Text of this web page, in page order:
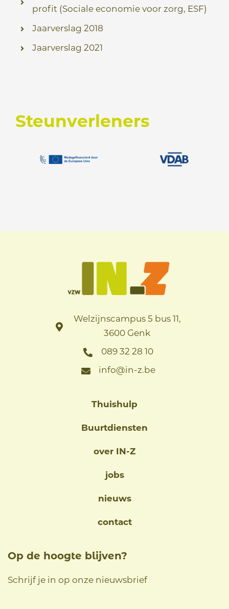
profit (Sociale economie voor zorg, ESF)
Jaarverslag 2018
Jaarverslag 2021
Steunverleners
Welzijnscampus 5 bus 11,
3600 Genk
089 32 28 10
info@in-z.be
Thuishulp
Buurtdiensten
over IN-Z
jobs
nieuws
contact
Op de hoogte blijven?
Schrijf je in op onze nieuwsbrief